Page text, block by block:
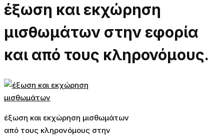
έξωση και εκχώρηση
μισθωμάτων στην εφορία
και από τους κληρονόμους.
έξωση και εκχώρηση μισθωμάτων
από τους κληρονόμους στην